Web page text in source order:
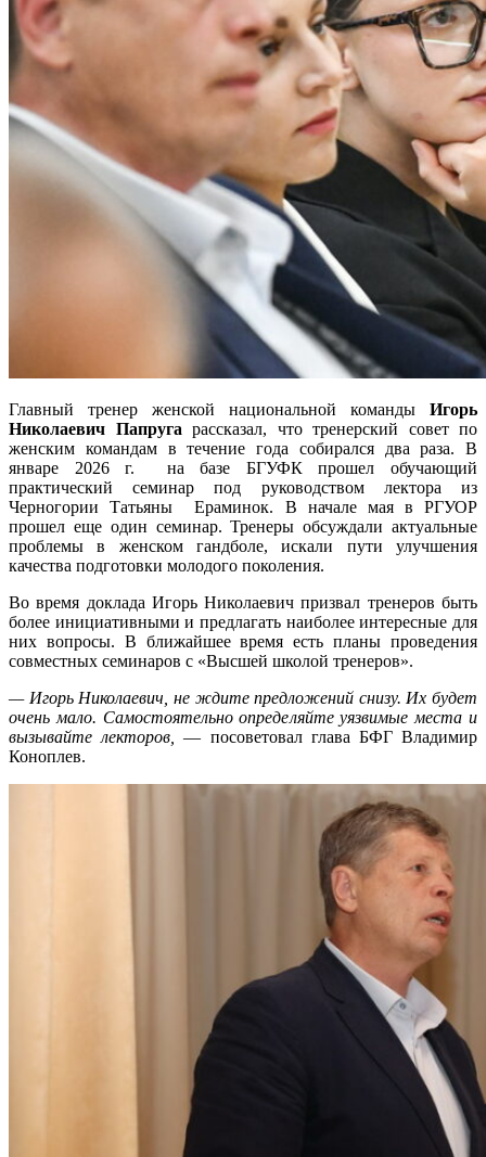
Главный тренер женской национальной команды Игорь
Николаевич Папруга рассказал, что тренерский совет по
женским командам в течение года собирался два раза. В
январе 2026 г. на базе БГУФК прошел обучающий
практический семинар под руководством лектора из
Черногории Татьяны Ераминок. В начале мая в РГУОР
прошел еще один семинар. Тренеры обсуждали актуальные
проблемы в женском гандболе, искали пути улучшения
качества подготовки молодого поколения.
Во время доклада Игорь Николаевич призвал тренеров быть
более инициативными и предлагать наиболее интересные для
них вопросы. В ближайшее время есть планы проведения
совместных семинаров с «Высшей школой тренеров».
— Игорь Николаевич, не ждите предложений снизу. Их будет
очень мало. Самостоятельно определяйте уязвимые места и
вызывайте лекторов,
— посоветовал глава БФГ Владимир
Коноплев.